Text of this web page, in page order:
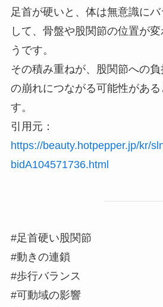
足首が硬いと、体は無意識に
して、骨盤や股関節の位置が
うです。
その積み重ねが、股関節への
の崩れにつながる可能性があ
す。
引用元：
https://beauty.hotpepper.jp/kr/
bidA104571736.html
#足首硬い股関節
#動きの連鎖
#歩行バランス
#可動域の影響